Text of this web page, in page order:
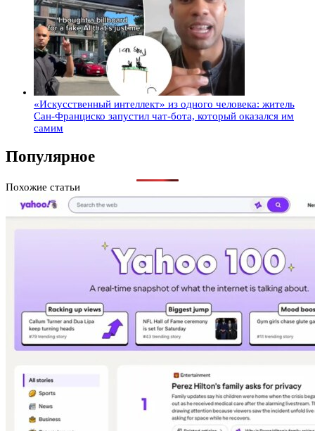
«Искусственный интеллект» из одного человека: житель
Сан-Франциско запустил чат-бота, который оказался им
самим
Популярное
Похожие статьи